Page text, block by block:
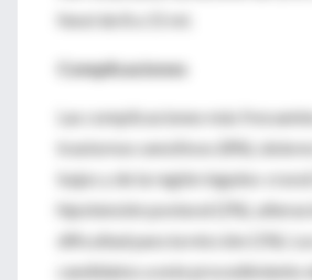
fenol de 8 a 15 ml.
Complicaciones
Las complicaciones más
trastornos sensitivos (8%),
bajos y de la región inguino-crural
hipotensión postural (2%),
dificultad para la micción (1%).
candidatos a este procedimiento